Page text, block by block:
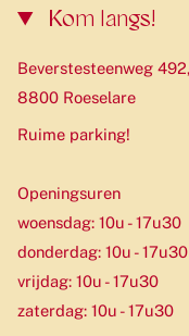
Kom langs!
Beverstesteenweg 492,
8800 Roeselare
Ruime parking!
Openingsuren
woensdag: 10u - 17u30
donderdag: 10u - 17u30
vrijdag: 10u - 17u30
zaterdag: 10u - 17u30